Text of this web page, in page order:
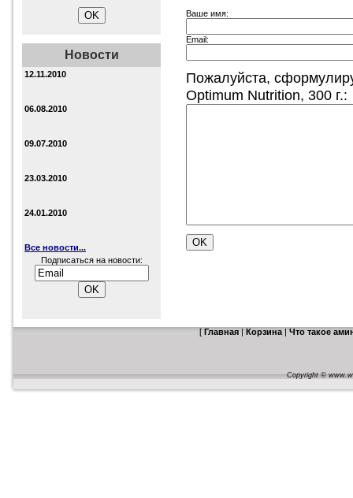
Новости
12.11.2010
06.08.2010
09.07.2010
23.03.2010
24.01.2010
Все новости...
Подписаться на новости:
Ваше имя:
Email:
Пожалуйста,
Optimum Nutrition, 300 г.:
[ Главная| Корзина| Что такое
Copyright ©